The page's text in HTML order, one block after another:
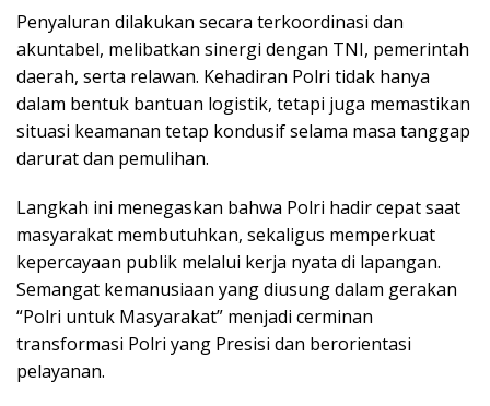
Penyaluran dilakukan secara terkoordinasi dan
akuntabel, melibatkan sinergi dengan TNI, pemerintah
daerah, serta relawan. Kehadiran Polri tidak hanya
dalam bentuk bantuan logistik, tetapi juga memastikan
situasi keamanan tetap kondusif selama masa tanggap
darurat dan pemulihan.
Langkah ini menegaskan bahwa Polri hadir cepat saat
masyarakat membutuhkan, sekaligus memperkuat
kepercayaan publik melalui kerja nyata di lapangan.
Semangat kemanusiaan yang diusung dalam gerakan
“Polri untuk Masyarakat” menjadi cerminan
transformasi Polri yang Presisi dan berorientasi
pelayanan.